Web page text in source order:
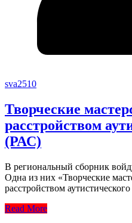
sva2510
Творческие
расстройством
(РАС)
В региональный сборник
Одна из них «Творческие
расстройством
Read More